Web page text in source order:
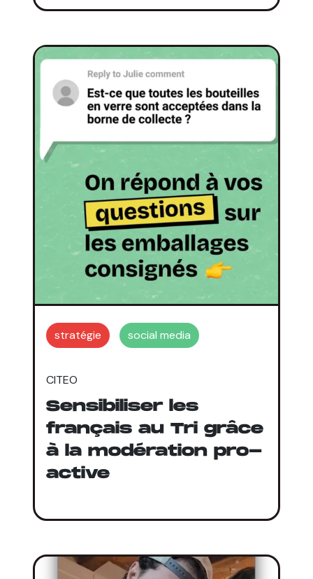
stratégie social media
CITEO
Sensibiliser les
français au Tri grâce
à la modération pro-
active